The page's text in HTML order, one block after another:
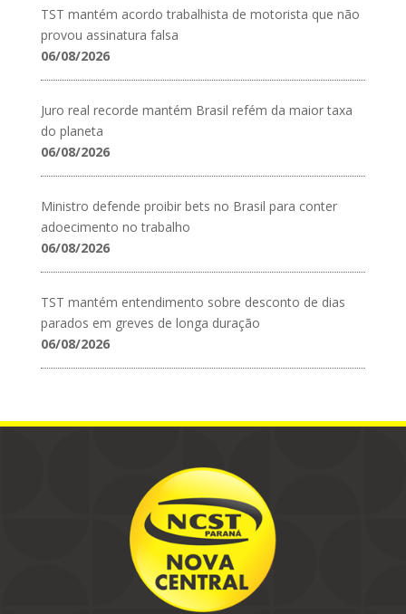
TST mantém acordo trabalhista de motorista que não
provou assinatura falsa
06/08/2026
Juro real recorde mantém Brasil refém da maior taxa
do planeta
06/08/2026
Ministro defende proibir bets no Brasil para conter
adoecimento no trabalho
06/08/2026
TST mantém entendimento sobre desconto de dias
parados em greves de longa duração
06/08/2026